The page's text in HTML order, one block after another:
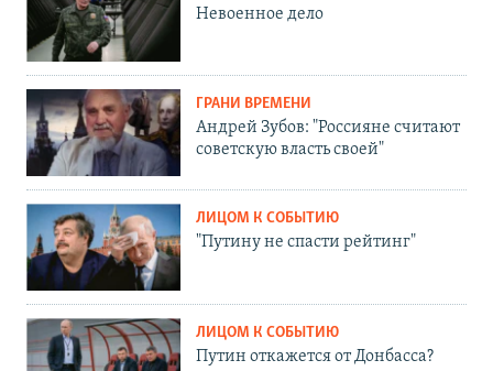
Невоенное дело
ГРАНИ ВРЕМЕНИ
Андрей Зубов: "Россияне считают
советскую власть своей"
ЛИЦОМ К СОБЫТИЮ
"Путину не спасти рейтинг"
ЛИЦОМ К СОБЫТИЮ
Путин откажется от Донбасса?